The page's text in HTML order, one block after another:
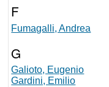
F
Fumagalli, Andrea
G
Galioto, Eugenio
Gardini, Emilio